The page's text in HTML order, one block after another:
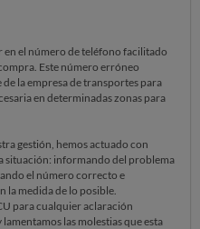
el número de teléfono facilitado
Este número erróneo
la empresa de transportes para
en determinadas zonas para
gestión, hemos actuado con
situación: informando del problema
el número correcto e
la medida de lo posible.
para cualquier aclaración
las molestias que esta